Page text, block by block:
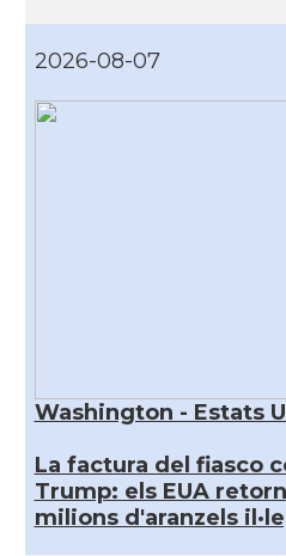
2026-08-07
Washington - Estats
La factura del fiasco
Trump: els EUA
milions d'aranzels